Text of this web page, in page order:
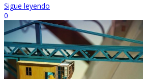
Sigue leyendo
0